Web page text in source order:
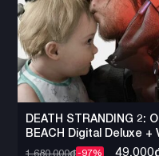
DEATH STRANDING 2:
BEACH Digital Deluxe +
Steam Offline
1,680,000₫-97% 49,000